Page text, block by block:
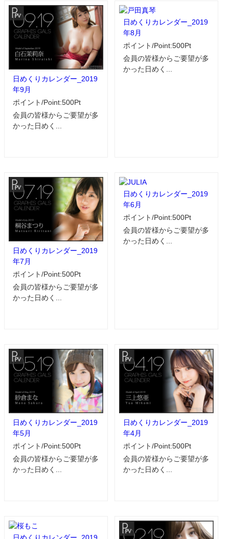
日めくりカレンダー_2019
年9月
ポイント/Point:500Pt
会員の皆様からご要望が多
かった日めく...
日めくりカレンダー_2019
年8月
ポイント/Point:500Pt
会員の皆様からご要望が多
かった日めく...
日めくりカレンダー_2019
年7月
ポイント/Point:500Pt
会員の皆様からご要望が多
かった日めく...
日めくりカレンダー_2019
年6月
ポイント/Point:500Pt
会員の皆様からご要望が多
かった日めく...
日めくりカレンダー_2019
年5月
ポイント/Point:500Pt
会員の皆様からご要望が多
かった日めく...
日めくりカレンダー_2019
年4月
ポイント/Point:500Pt
会員の皆様からご要望が多
かった日めく...